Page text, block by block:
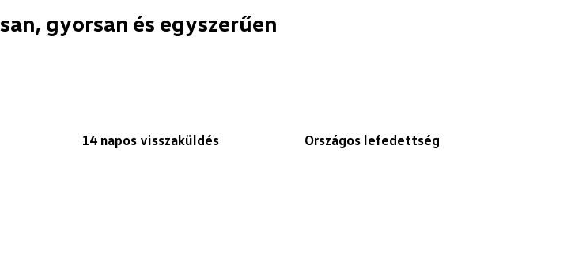
gyorsan és egyszerűen
14 napos visszaküldés Országos lefedettség